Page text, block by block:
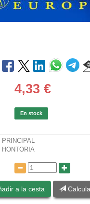
4,33 €
En stock
a la cesta